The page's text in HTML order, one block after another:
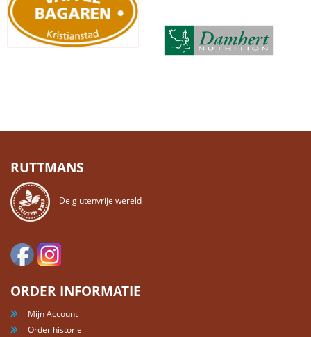
RUTTMANS
De glutenvrije wereld
ORDER INFORMATIE
Mijn Account
Order historie